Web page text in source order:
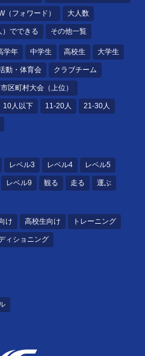
（フォワード） 大人数
）でできる その他一覧
学年 中学生 高校生 大学生
動・体育会 クラブチーム
市区町村大会（上位）
10人以下 11-20人 21-30人
レベル3 レベル4 レベル5
レベル9 観る 走る 運ぶ
け 高校生向け トレーニング
ィショニング